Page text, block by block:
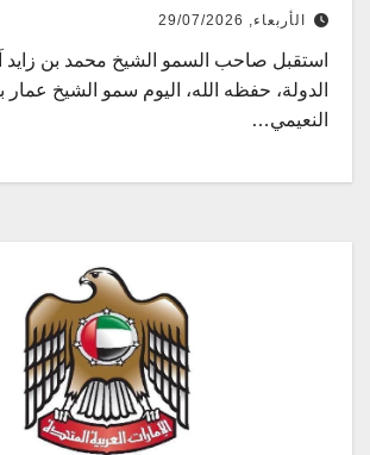
الأربعاء, 29/07/2026
استقبل صاحب السمو الشيخ محمد بن زايد
الدولة، حفظه الله، اليوم سمو الشيخ عمار
النعيمي…